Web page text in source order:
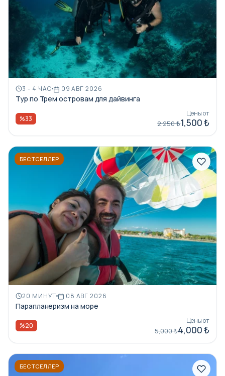
3 - 4 ЧАС 09 АВГ 2026
Тур по Трем островам для дайвинга
%33
Цены от
2,250 ₺1,500 ₺
БЕСТСЕЛЛЕР
20 МИНУТ 08 АВГ 2026
Парапланеризм на море
%20
Цены от
5,000 ₺4,000 ₺
БЕСТСЕЛЛЕР